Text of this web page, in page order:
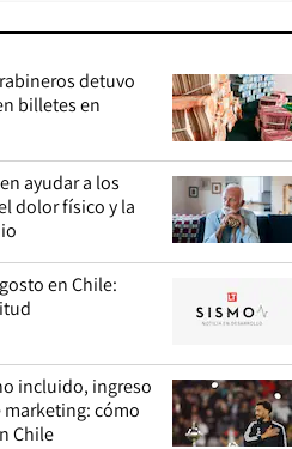
detuvo
billetes en
ayudar a los
dolor físico y la
en Chile:
incluido, ingreso
marketing: cómo
Chile